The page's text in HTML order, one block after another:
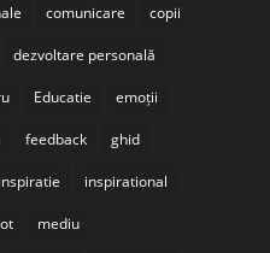
comunicare copii
dezvoltare personală
Educatie emoții
feedback ghid
inspiratie inspirational
mediu